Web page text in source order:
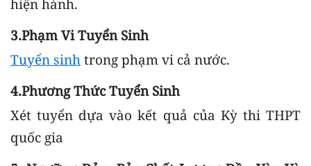
hiện hành.
3.Phạm Vi Tuyển Sinh
Tuyển sinh trong phạm vi cả nước.
4.Phương Thức Tuyển Sinh
Xét tuyển dựa vào kết quả của Kỳ thi THPT
quốc gia